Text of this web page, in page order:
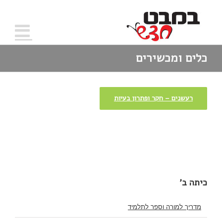
כלים ומכשירים
רעשנים – חקר ופתרון בעיות
כיתה ב'
מדריך למורה וספר לתלמיד